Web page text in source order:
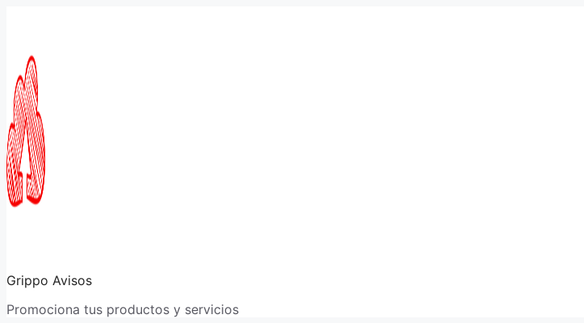
Grippo Avisos
Promociona tus productos y servicios